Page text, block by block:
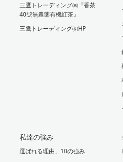
三鷹トレーディング㈱『香茶
40號無農薬有機紅茶』
三鷹トレーディング㈱HP
私達の強み
選ばれる理由、10の強み